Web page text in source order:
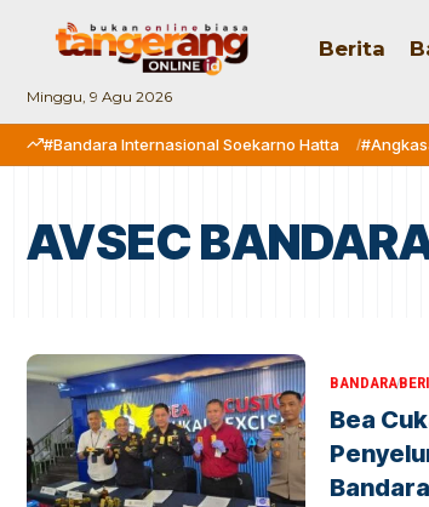
Minggu, 9 Agu 2026
Berita
#Bandara Internasional Soekarno Hatta
AVSEC
BANDARA
Bea